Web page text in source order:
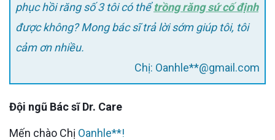
phục hồi răng số 3 tôi có thểtrồng răng sứ cố định
được không? Mong bác sĩ trả lời sớm giúp tôi, tôi
cảm ơn nhiều.
Chị: Oanhle**@gmail.com
Đội ngũ Bác sĩ Dr. Care
Mến chào Chị Oanhle**!